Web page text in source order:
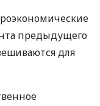
предыдущего
для